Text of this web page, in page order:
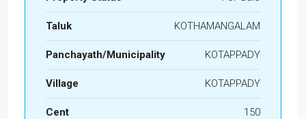
Taluk KOTHAMANGALAM
Panchayath/Municipality KOTAPPADY
Village KOTAPPADY
Cent 150